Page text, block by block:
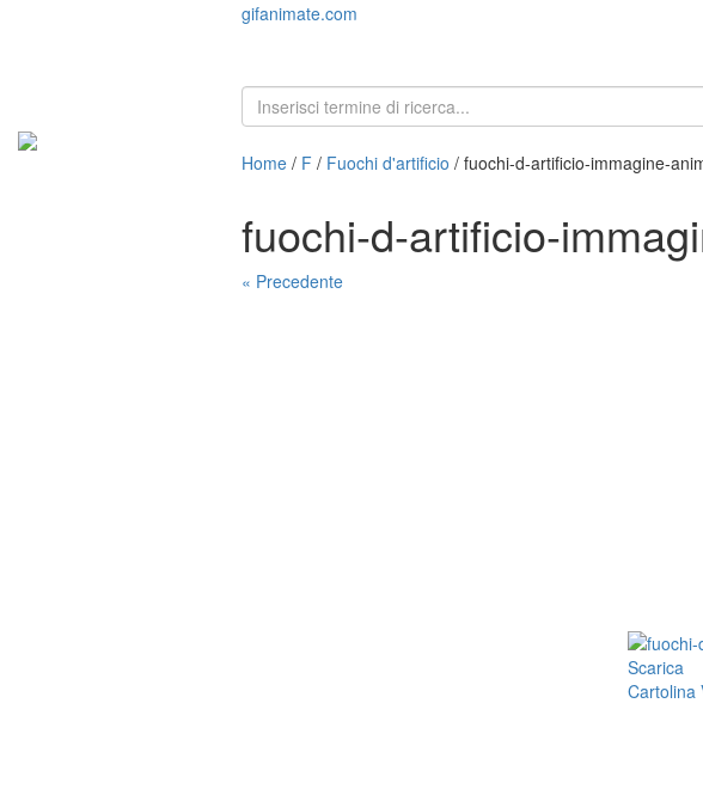
gifanimate.com
Home / F / Fuochi d'artificio / fuochi-d-artificio-immagine-
fuochi-d-artificio-
« Precedente
Scarica
Cartolina